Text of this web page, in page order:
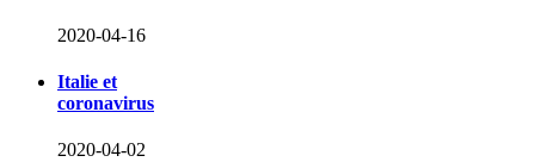
2020-04-16
Italie et
coronavirus
2020-04-02